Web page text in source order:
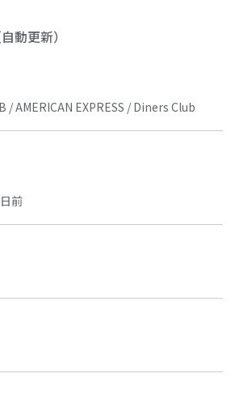
動更新）
/ AMERICAN EXPRESS / Diners Club
前